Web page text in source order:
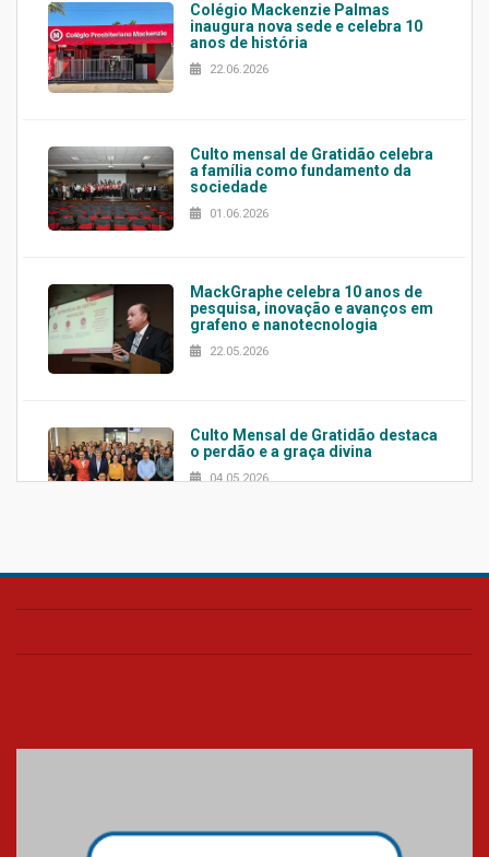
Colégio Mackenzie Palmas
inaugura nova sede e celebra 10
anos de história
22.06.2026
Culto mensal de Gratidão celebra
a família como fundamento da
sociedade
01.06.2026
MackGraphe celebra 10 anos de
pesquisa, inovação e avanços em
grafeno e nanotecnologia
22.05.2026
Culto Mensal de Gratidão destaca
o perdão e a graça divina
04.05.2026
Confira como foi o culto mensal